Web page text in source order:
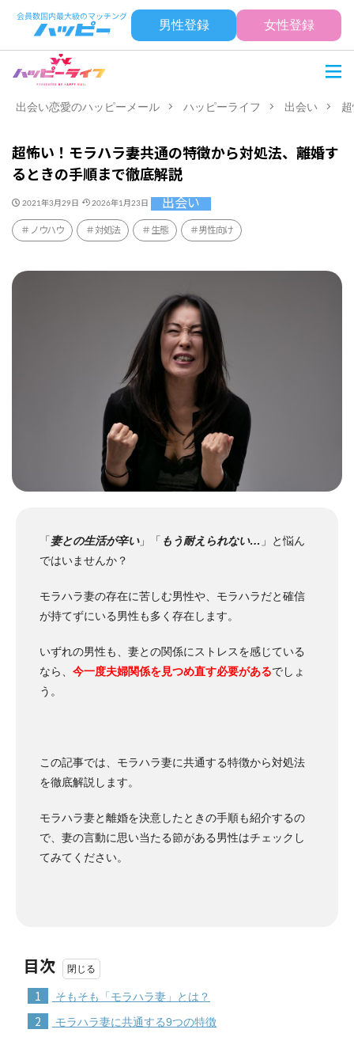
男性登録 女性登録
出会い恋愛のハッピーメール ハッピーライフ 出会い
超怖い！モラハラ妻共通の特徴から対処法、離婚す
るときの手順まで徹底解説
2021年3月29日 2026年1月23日 出会い
ノウハウ 対処法 生態 男性向け
「妻との生活が辛い」「 もう耐えられない… 」と悩ん
ではいませんか？
モラハラ妻の存在に苦しむ男性や、モラハラだと確信
が持てずにいる男性も多く存在します。
いずれの男性も、妻との関係にストレスを感じている
なら、 今一度夫婦関係を見つめ直す必要があるでしょ
う。
この記事では、モラハラ妻に共通する特徴から対処法
を徹底解説します。
モラハラ妻と離婚を決意したときの手順も紹介するの
で、妻の言動に思い当たる節がある男性はチェックし
てみてください。
目次
1 そもそも「モラハラ妻」とは？
2 モラハラ妻に共通する9つの特徴